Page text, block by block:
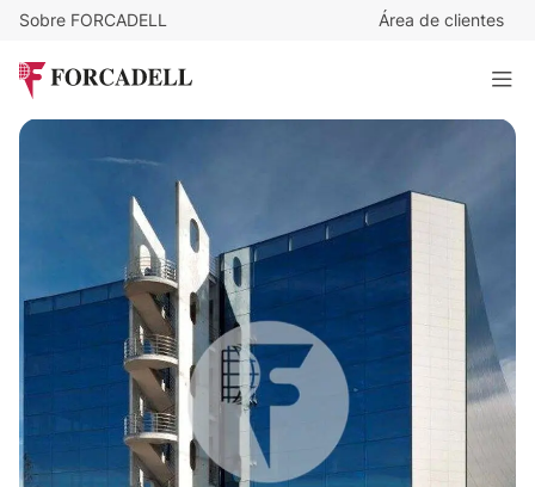
Sobre FORCADELL Área de clientes
Oficina alquiler Madrid. Calle Quintanapalla. Las Tablas
912 m²